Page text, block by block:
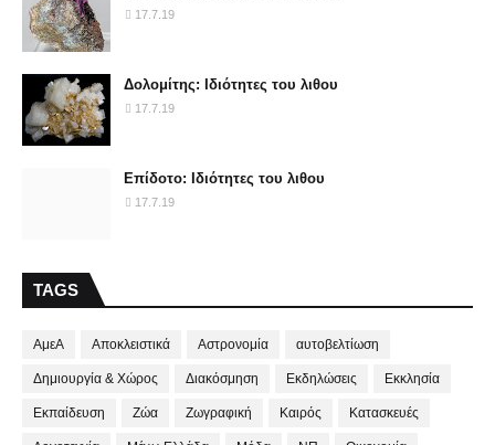
17.7.19
Δολομίτης: Ιδιότητες του λιθου
17.7.19
Επίδοτο: Ιδιότητες του λιθου
17.7.19
TAGS
ΑμεΑ Αποκλειστικά Αστρονομία αυτοβελτίωση
Δημιουργία & Χώρος Διακόσμηση Εκδηλώσεις Εκκλησία
Εκπαίδευση Ζώα Ζωγραφική Καιρός Κατασκευές